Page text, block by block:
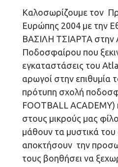
Καλοσωρίζουμε τον
Ευρώπης 2004 με την
ΒΑΣΙΛΗ ΤΣΙΑΡΤΑ στην
Ποδοσφαίρου που
εγκαταστάσεις του
αρωγοί στην επιθυμία
πρότυπη σχολή
FOOTBALL
στους μικρούς μας
μάθουν τα μυστικά
αποκτήσουν την
τους βοηθήσει να